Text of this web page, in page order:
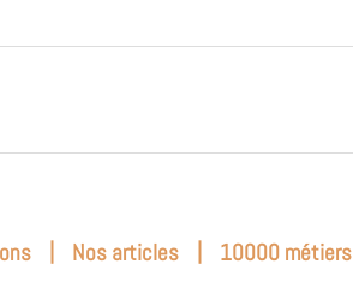
| Nos articles | 10000 métiers